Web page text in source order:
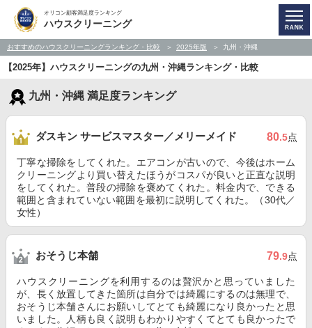
オリコン顧客満足度ランキング
ハウスクリーニング
おすすめのハウスクリーニングランキング・比較 2025年版 九州・沖縄
【2025年】ハウスクリーニングの九州・沖縄ランキング・比較
九州・沖縄 満足度ランキング
ダスキン サービスマスター／メリーメイド 80.5点
丁寧な掃除をしてくれた。エアコンが古いので、今後はホーム
クリーニングより買い替えたほうがコスパが良いと正直な説明
をしてくれた。普段の掃除を褒めてくれた。料金内で、できる
範囲と含まれていない範囲を最初に説明してくれた。（30代／
女性）
おそうじ本舗 79.9点
ハウスクリーニングを利用するのは贅沢かと思っていました
が、長く放置してきた箇所は自分では綺麗にするのは無理で、
おそうじ本舗さんにお願いしてとても綺麗になり良かったと思
いました。人柄も良く説明もわかりやすくてとても良かったで